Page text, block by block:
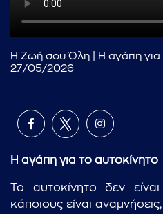
Η Ζωή σου Όλη | Η αγάπη για
27/05/2026
Η αγάπη για το αυτοκίνητο
Το αυτοκίνητο δεν
κάποιους είναι